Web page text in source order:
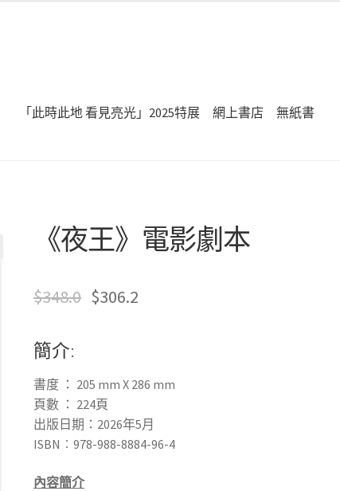
「此時此地 看見亮光」2025特展 網上書店
無紙書
《夜王》電影劇本
$348.0 $306.2
簡介:
書度 ： 205 mm X 286 mm
頁數 ： 224頁
出版日期：2026年5月
ISBN︰978-988-8884-96-4
內容簡介